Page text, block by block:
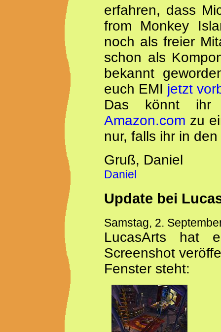
erfahren, dass
from Monkey
noch als freier
schon als
bekannt
euch EMI jetzt
Das könnt ihr
Amazon.com zu
nur, falls ihr in
Gruß, Daniel
Daniel
Update bei
Samstag, 2.
LucasArts hat
Screenshot
Fenster steht: